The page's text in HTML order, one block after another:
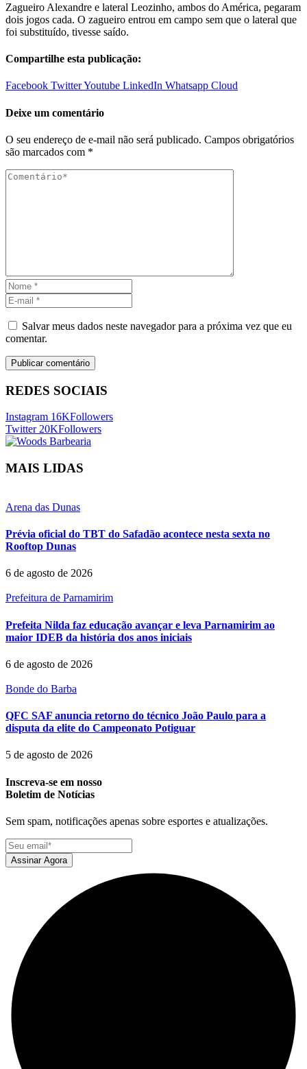
Zagueiro Alexandre e lateral Leozinho, ambos do América, pegaram
dois jogos cada. O zagueiro entrou em campo sem que o lateral que
foi substituído, tivesse saído.
Compartilhe esta publicação:
Facebook TwitterYoutube LinkedIn Whatsapp Cloud
Deixe um comentário
O seu endereço de e-mail não será publicado. Campos obrigatórios
são marcados com *
Salvar meus dados neste navegador para a próxima vez que eu
comentar.
REDES SOCIAIS
Instagram 16KFollowers
Twitter 20KFollowers
MAIS LIDAS
Arena das Dunas
Prévia oficial do TBT do Safadão acontece nesta sexta no
Rooftop Dunas
6 de agosto de 2026
Prefeitura de Parnamirim
Prefeita Nilda faz educação avançar e leva Parnamirim ao
maior IDEB da história dos anos iniciais
6 de agosto de 2026
Bonde do Barba
QFC SAF anuncia retorno do técnico João Paulo para a
disputa da elite do Campeonato Potiguar
5 de agosto de 2026
Inscreva-se em nosso
Boletim de Notícias
Sem spam, notificações apenas sobre esportes e atualizações.
Assinar Agora